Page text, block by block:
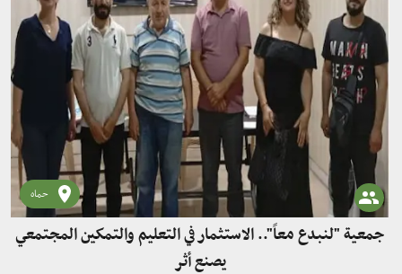
حماه
جمعية "لنبدع معاً".. الاستثمار في التعليم والتمكين المجتمعي
يصنع أثر